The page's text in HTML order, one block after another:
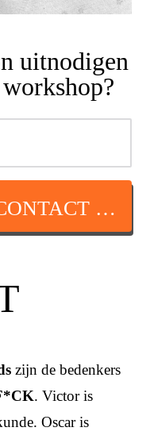
uitnodigen
NEEM DAN HIER CONTACT OP
zijn de bedenkers
. Victor is
Oscar is